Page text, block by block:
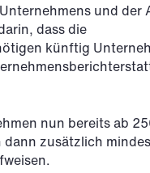
und der
dass die
künftig
nun bereits ab
zusätzlich